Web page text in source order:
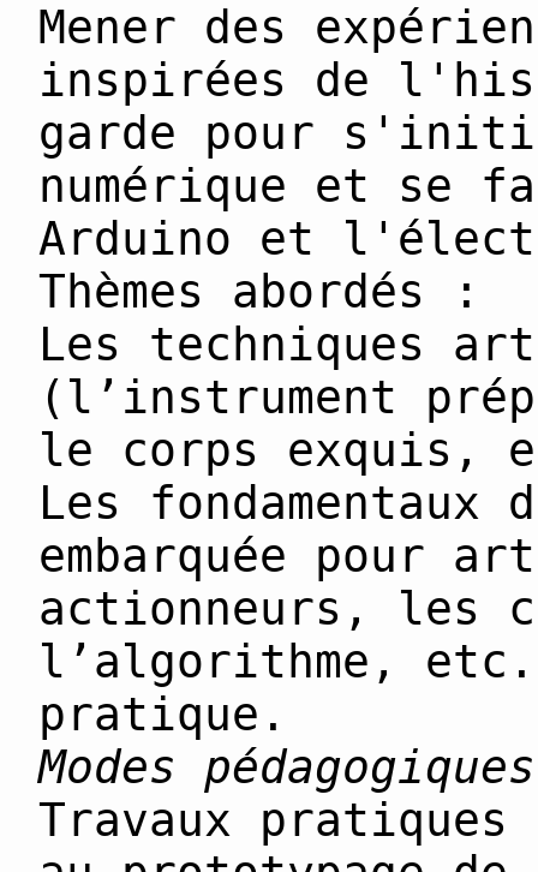
Mener des
inspirées de
garde pour
numérique et se
Arduino et
Thèmes abordés :
Les techniques
(l’instrument
le corps exquis,
Les
embarquée pour
actionneurs, les
l’algorithme,
pratique.
Modes pédagogiques
Travaux pratiques